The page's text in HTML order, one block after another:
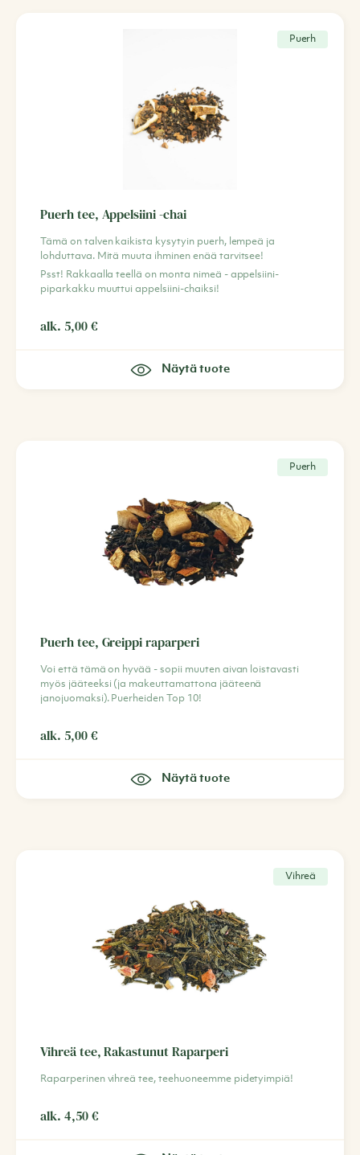
Puerh
Puerh tee, Appelsiini -chai
Tämä on talven kaikista kysytyin puerh, lempeä ja
lohduttava. Mitä muuta ihminen enää tarvitsee!
Psst! Rakkaalla teellä on monta nimeä - appelsiini-
piparkakku muuttui appelsiini-chaiksi!
alk. 5,00€
Näytä tuote
Puerh
Puerh tee, Greippi raparperi
Voi että tämä on hyvää - sopii muuten aivan loistavasti
myös jääteeksi (ja makeuttamattona jääteenä
janojuomaksi). Puerheiden Top 10!
alk. 5,00€
Näytä tuote
Vihreä
Vihreä tee, Rakastunut Raparperi
Raparperinen vihreä tee, teehuoneemme pidetyimpiä!
alk. 4,50€